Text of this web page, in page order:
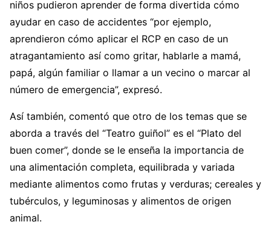
niños pudieron aprender de forma divertida cómo
ayudar en caso de accidentes “por ejemplo,
aprendieron cómo aplicar el RCP en caso de un
atragantamiento así como gritar, hablarle a mamá,
papá, algún familiar o llamar a un vecino o marcar al
número de emergencia”, expresó.
Así también, comentó que otro de los temas que se
aborda a través del “Teatro guiñol” es el “Plato del
buen comer”, donde se le enseña la importancia de
una alimentación completa, equilibrada y variada
mediante alimentos como frutas y verduras; cereales y
tubérculos, y leguminosas y alimentos de origen
animal.